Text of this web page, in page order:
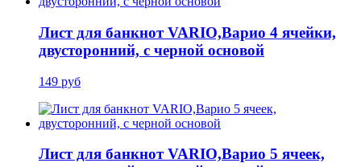
Лист для банкнот VARIO,Варио 4 ячейки,
двусторонний, с черной основой
149 руб
Лист для банкнот VARIO,Варио 5 ячеек,